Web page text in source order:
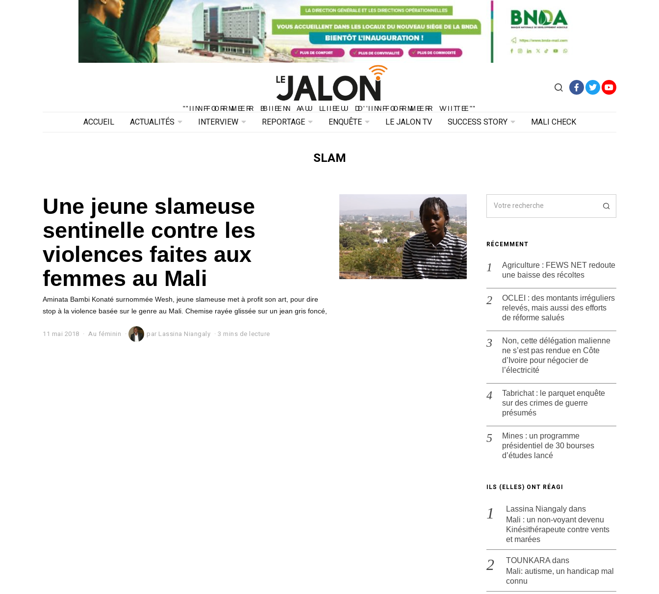
"INFORMER BIEN AU LIEU D'INFORMER VITE"
"INFORMER BIEN AU LIEU D'INFORMER VITE"
ACCUEIL ACTUALITÉS INTERVIEW REPORTAGE ENQUÊTE LE JALON TV SUCCESS STORY MALI CHECK
SLAM
Une jeune slameuse
sentinelle contre les
violences faites aux
femmes au Mali
Aminata Bambi Konaté surnommée Wesh, jeune slameuse met à profit son art, pour dire
stop à la violence basée sur le genre au Mali. Chemise rayée glissée sur un jean gris foncé,
11 mai 2018 Au féminin par Lassina Niangaly 3 mins de lecture
RÉCEMMENT
Agriculture : FEWS NET redoute
une baisse des récoltes
OCLEI : des montants irréguliers
relevés, mais aussi des efforts
de réforme salués
Non, cette délégation malienne
ne s’est pas rendue en Côte
d’Ivoire pour négocier de
l’électricité
Tabrichat : le parquet enquête
sur des crimes de guerre
présumés
Mines : un programme
présidentiel de 30 bourses
d’études lancé
ILS (ELLES) ONT RÉAGI
Lassina Niangaly dans
Mali : un non-voyant devenu
Kinésithérapeute contre vents
et marées
TOUNKARA dans
Mali: autisme, un handicap mal
connu